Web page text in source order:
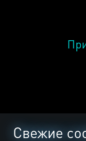
Свежие